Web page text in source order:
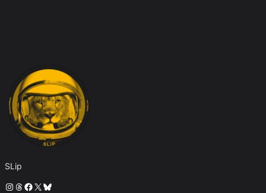
SLip
Instagram
Threads
Facebook
X Bluesky